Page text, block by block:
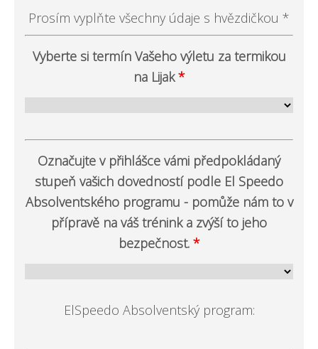
Prosím vyplňte všechny údaje s hvězdičkou *
Vyberte si termín Vašeho výletu za termikou
na Lijak*
Označujte v přihlášce vámi předpokládaný
stupeň vašich dovedností podle El Speedo
Absolventského programu - pomůže nám to v
přípravě na váš trénink a zvýší to jeho
bezpečnost. *
ElSpeedo Absolventský program: